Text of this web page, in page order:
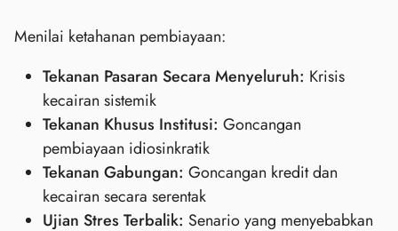
Menilai ketahanan pembiayaan:
Tekanan Pasaran Secara Menyeluruh: Krisis
kecairan sistemik
Tekanan Khusus Institusi: Goncangan
pembiayaan idiosinkratik
Tekanan Gabungan: Goncangan kredit dan
kecairan secara serentak
Ujian Stres Terbalik: Senario yang menyebabkan